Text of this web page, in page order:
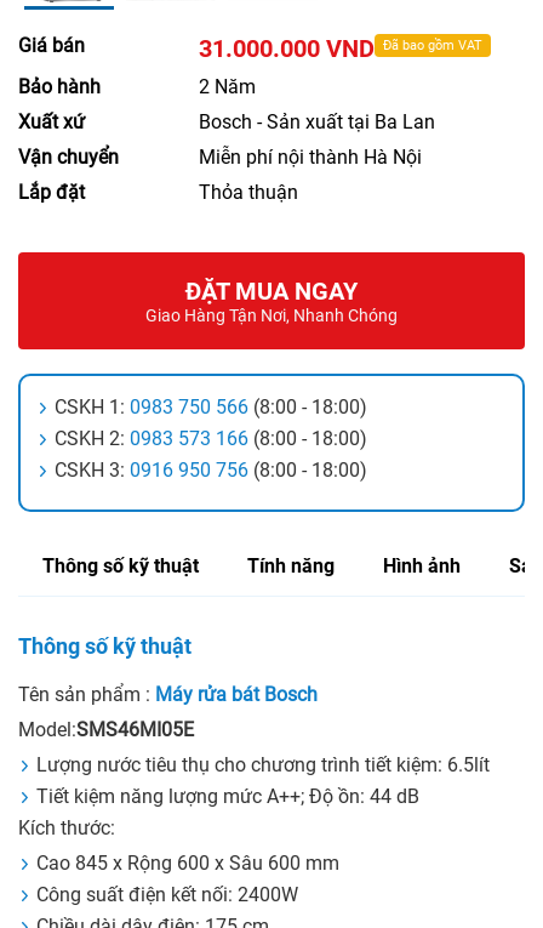
Giá bán 31.000.000 VND Đã bao gồm VAT
Bảo hành
2 Năm
Xuất xứ
Bosch - Sản xuất tại Ba Lan
Vận chuyển
Miễn phí nội thành Hà Nội
Lắp đặt
Thỏa thuận
ĐẶT MUA NGAY
Giao Hàng Tận Nơi, Nhanh Chóng
CSKH 1: 0983 750 566 (8:00 - 18:00)
CSKH 2: 0983 573 166 (8:00 - 18:00)
CSKH 3: 0916 950 756 (8:00 - 18:00)
Thông số kỹ thuật Tính năng Hình ảnh
Thông số kỹ thuật
Tên sản phẩm : Máy rửa bát Bosch
Model:SMS46MI05E
Lượng nước tiêu thụ cho chương trình tiết kiệm: 6.5lít
Tiết kiệm năng lượng mức A++; Độ ồn: 44 dB
Kích thước:
Cao 845 x Rộng 600 x Sâu 600 mm
Công suất điện kết nối: 2400W